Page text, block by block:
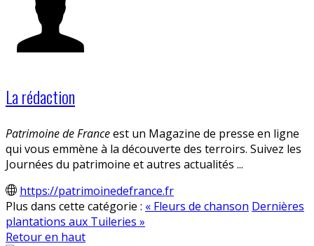
La rédaction
Patrimoine de Franceest un Magazine de presse en ligne
qui vous emmène à la découverte des terroirs. Suivez les
Journées du patrimoine et autres actualités ...
https://patrimoinedefrance.fr
Plus dans cette catégorie : « Fleurs de chanson Dernières
plantations aux Tuileries »
Retour en haut